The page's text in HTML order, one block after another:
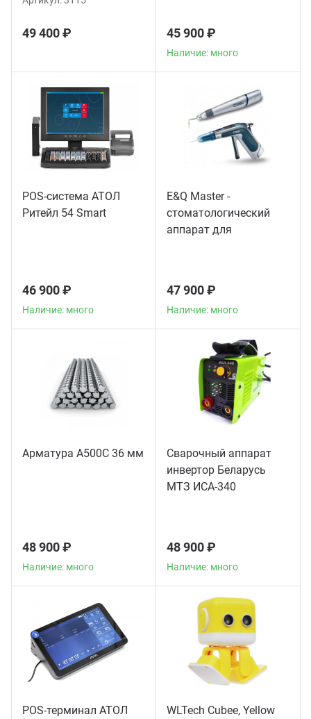
49 400 ₽ 45 900 ₽
Наличие: много
POS-система АТОЛ
Ритейл 54 Smart
46 900 ₽
Наличие: много
E&Q Master -
стоматологический
аппарат для
47 900 ₽
Наличие: много
Арматура А500С 36 мм
48 900 ₽
Наличие: много
Сварочный аппарат
инвертор Беларусь
МТЗ ИСА-340
48 900 ₽
Наличие: много
POS-терминал АТОЛ
WLTech Cubee, Yellow